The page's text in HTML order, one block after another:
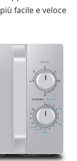
facile e veloce